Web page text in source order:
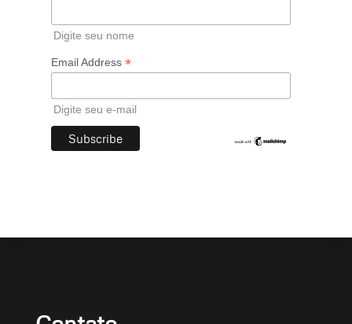
Digite seu nome
Email Address *
Digite seu e-mail